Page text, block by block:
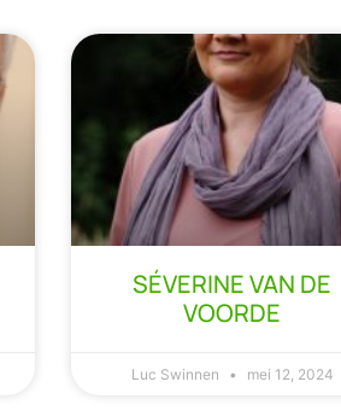
SÉVERINE VAN DE
VOORDE​
Luc Swinnen mei 12, 2024